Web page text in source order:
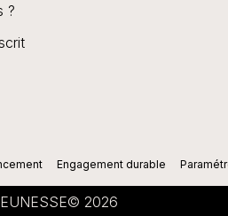
?
Engagement durable
2026